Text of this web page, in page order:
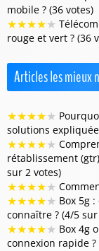
mobile ? (36 votes)
★★★★★
rouge et vert ? (36
Articles les mieux
★★★★★
solutions
★★★★★
rétablissement
sur 2 votes)
★★★★★
★★★★★ Box 5g
connaître ? (4/5
★★★★★ Box 4g
connexion rapide